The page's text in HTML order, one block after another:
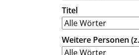
Titel
Weitere Personen